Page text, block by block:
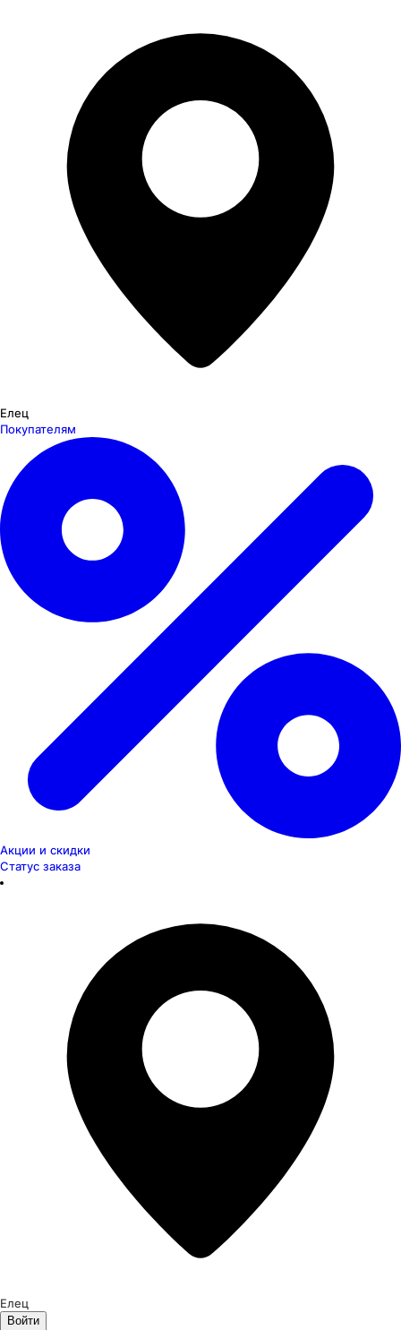
Елец
Покупателям
Акции и скидки
Статус заказа
Елец
Войти